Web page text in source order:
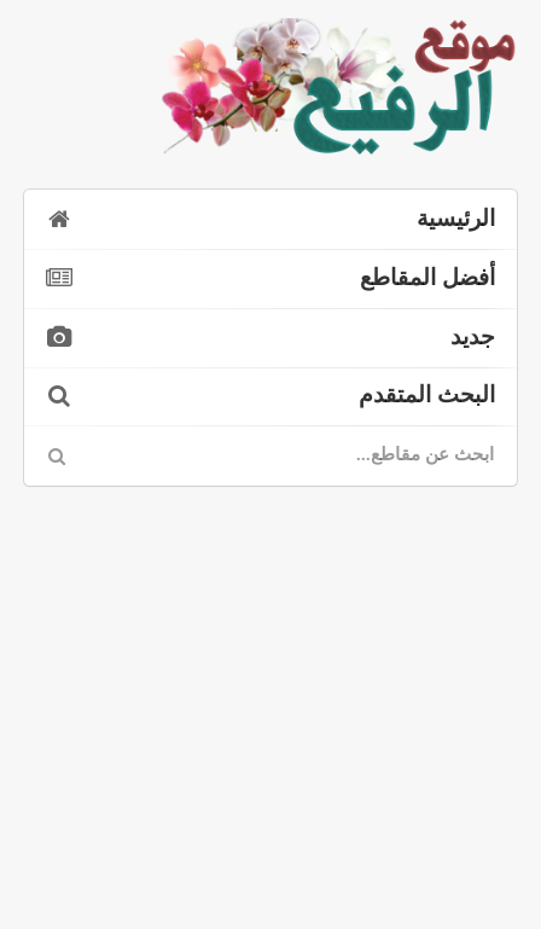
الرئيسية
أفضل المقاطع
جديد
البحث المتقدم